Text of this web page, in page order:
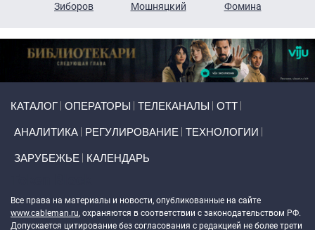
Зиборов
Мошняцкий
Фомина
КАТАЛОГ ОПЕРАТОРЫ ТЕЛЕКАНАЛЫ ОТТ
АНАЛИТИКА РЕГУЛИРОВАНИЕ ТЕХНОЛОГИИ
ЗАРУБЕЖЬЕ КАЛЕНДАРЬ
Все права на материалы и новости, опубликованные на сайте
www.cableman.ru, охраняются в соответствии с законодательством РФ.
Допускается цитирование без согласования с редакцией не более трети